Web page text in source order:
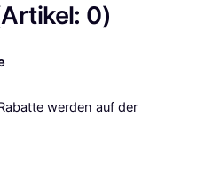
0)
werden auf der